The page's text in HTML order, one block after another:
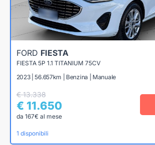
FORD FIESTA
FIESTA 5P 1.1 TITANIUM 75CV
2023 | 56.657km | Benzina | Manuale
€ 13.338
€ 11.650
da 167€ al mese
1 disponibili